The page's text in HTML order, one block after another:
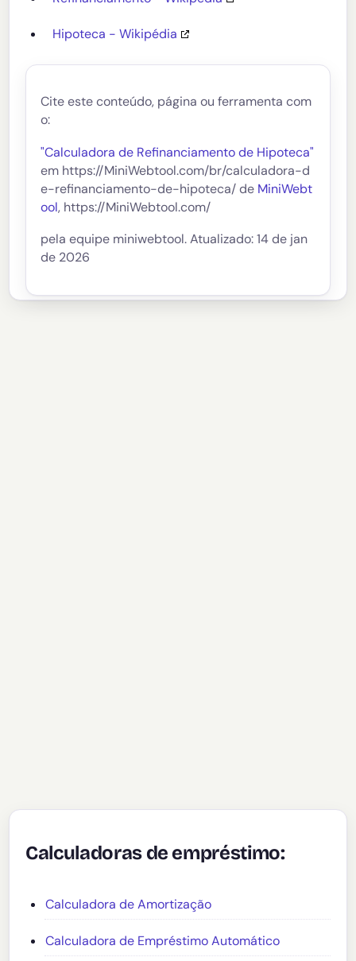
Hipoteca - Wikipédia
Cite este conteúdo, página ou ferramenta com
o:
"Calculadora de Refinanciamento de Hipoteca"
em https://MiniWebtool.com/br/calculadora-d
e-refinanciamento-de-hipoteca/ de MiniWebt
ool, https://MiniWebtool.com/
pela equipe miniwebtool. Atualizado: 14 de jan
de 2026
Calculadoras de empréstimo:
Calculadora de Amortização
Calculadora de Empréstimo Automático